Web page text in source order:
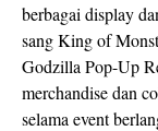
berbagai display
sang King of
Godzilla Pop-Up
merchandise dan
selama event